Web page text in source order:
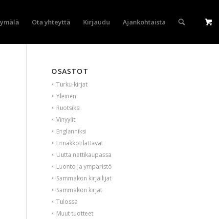
Ota yhteyttä Kirjaudu Ajankohtaista
OSASTOT
Turku-kirjat
Yleinen
Ruotsiksi
Vinyylit
Englanniksi
Ennakkotilattavat
Uutta nettikaupassa
Luonto ja ympäristö
Sammakon kirjailijat
Sammakon kirjat
Tulossa
Muut tuotteet